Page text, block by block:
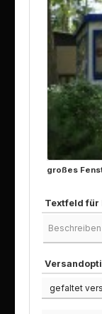
großes
Textfeld für